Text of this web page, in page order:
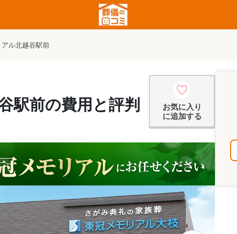
ル北越谷駅前
駅前の費用と評判
お気に入り
に追加する